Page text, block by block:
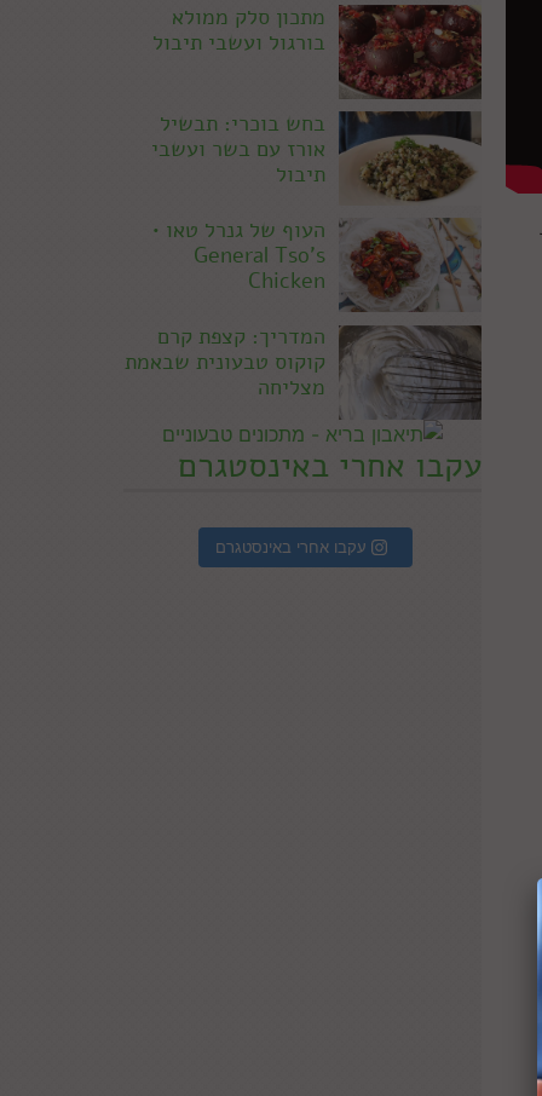
מתכון סלק ממולא
בורגול ועשבי תיבול
בחש בוכרי: תבשיל
אורז עם בשר ועשבי
תיבול
העוף של גנרל טאו •
General Tso's
Chicken
המדריך: קצפת קרם
קוקוס טבעונית שבאמת
מצליחה
עקבו אחרי באינסטגרם
עקבו אחרי באינסטגרם